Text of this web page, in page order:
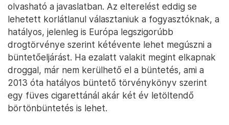
olvasható a javaslatban. Az elterelést eddig se
lehetett korlátlanul választaniuk a fogyasztóknak, a
hatályos, jelenleg is Európa legszigorúbb
drogtörvénye szerint kétévente lehet megúszni a
büntetőeljárást. Ha ezalatt valakit megint elkapnak
droggal, már nem kerülhető el a büntetés, ami a
2013 óta hatályos büntető törvénykönyv szerint
egy füves cigarettánál akár két év letöltendő
börtönbüntetés is lehet.